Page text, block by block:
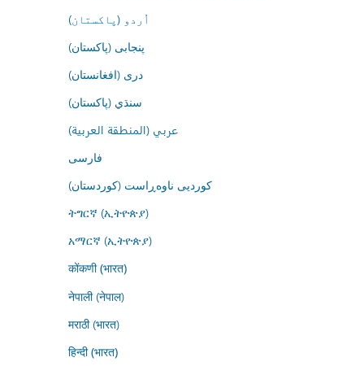
اُردو (پاکستان)
پنجابی (پاکستان)
درى (افغانستان)
سنڌي (پاکستان)
عربي (المنطقة العربية)
فارسى
کوردیی ناوەڕاست (کوردستان)
ትግርኛ (ኢትዮጵያ)
አማርኛ (ኢትዮጵያ)
कोंकणी (भारत)
नेपाली (नेपाल)
मराठी (भारत)
हिन्दी (भारत)